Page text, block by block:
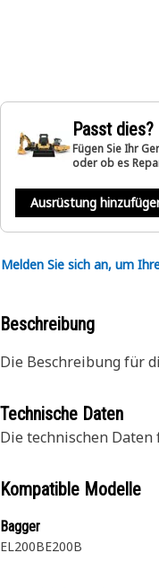
Passt dies?
Fügen Sie Ihr
oder ob es
Ausrüstung
Melden Sie sich an, um
Beschreibung
Die Beschreibung für
Technische Daten
Die technischen
Kompatible Modelle
Bagger
EL200BE200B